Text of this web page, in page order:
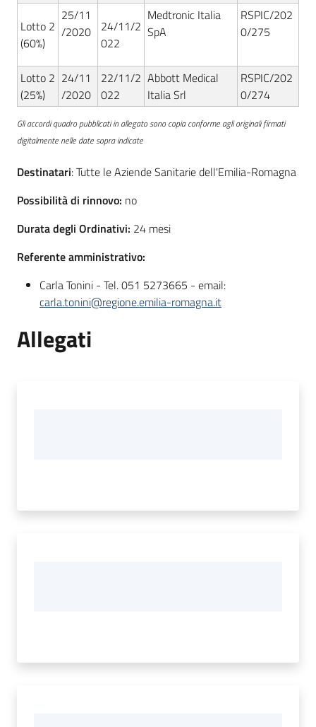
Lotto 2
(60%)
25/11
/2020
24/11/2
022
Medtronic Italia
SpA
RSPIC/202
0/275
Lotto 2
(25%)
24/11
/2020
22/11/2
022
Abbott Medical
Italia Srl
RSPIC/202
0/274
Gli accordi quadro pubblicati in allegato sono copia conforme agli originali firmati
digitalmente nelle date sopra indicate
Destinatari: Tutte le Aziende Sanitarie dell'Emilia-Romagna
Possibilità di rinnovo: no
Durata degli Ordinativi: 24 mesi
Referente amministrativo:
Carla Tonini - Tel. 051 5273665 - email:
carla.tonini@regione.emilia-romagna.it
Allegati